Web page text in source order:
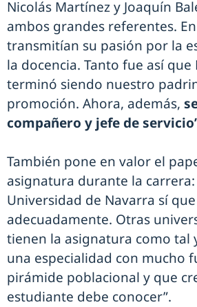
Nicolás Martínez y Joaquín
ambos grandes referentes.
transmitían su pasión por la
la docencia. Tanto fue así
terminó siendo nuestro
promoción. Ahora, además,
compañero y jefe de
También pone en valor el
asignatura durante la carrera:
Universidad de Navarra sí
adecuadamente. Otras
tienen la asignatura como tal
una especialidad con mucho
pirámide poblacional y que
estudiante debe conocer”.